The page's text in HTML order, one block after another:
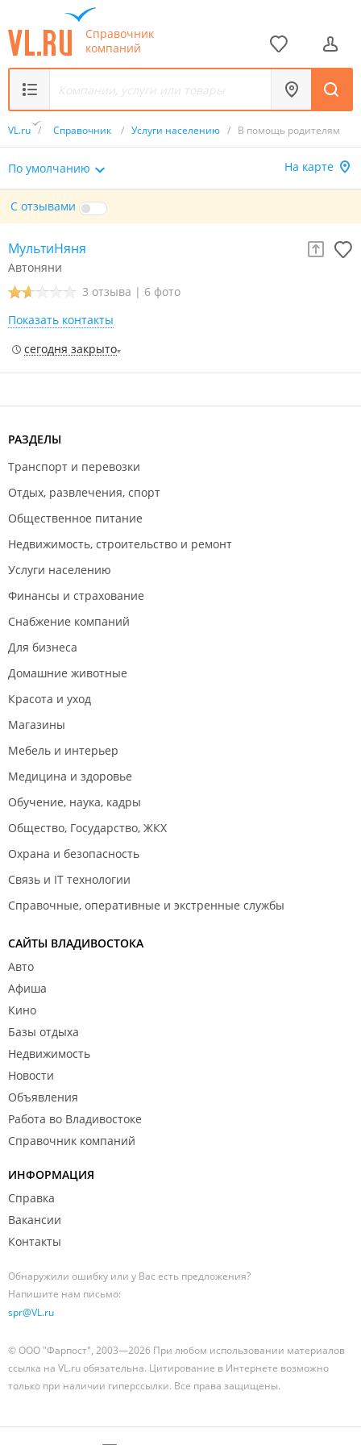
Справочник
компаний
VL.ru / Справочник / Услуги населению / В помощь родителям
По умолчанию На карте
С отзывами
МультиНяня
Автоняни
3 отзыва | 6 фото
Показать контакты
сегодня закрыто
РАЗДЕЛЫ
Транспорт и перевозки
Отдых, развлечения, спорт
Общественное питание
Недвижимость, строительство и ремонт
Услуги населению
Финансы и страхование
Снабжение компаний
Для бизнеса
Домашние животные
Красота и уход
Магазины
Мебель и интерьер
Медицина и здоровье
Обучение, наука, кадры
Общество, Государство, ЖКХ
Охрана и безопасность
Связь и IT технологии
Справочные, оперативные и экстренные службы
САЙТЫ ВЛАДИВОСТОКА
Авто
Афиша
Кино
Базы отдыха
Недвижимость
Новости
Объявления
Работа во Владивостоке
Справочник компаний
ИНФОРМАЦИЯ
Справка
Вакансии
Контакты
Обнаружили ошибку или у Вас есть предложения?
Напишите нам письмо:
spr@VL.ru
© ООО "Фарпост", 2003—2026 При любом использовании материалов
ссылка на VL.ru обязательна. Цитирование в Интернете возможно
только при наличии гиперссылки. Все права защищены.